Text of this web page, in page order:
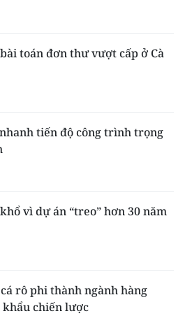
toán đơn thư vượt cấp ở Cà
tiến độ công trình trọng
vì dự án “treo” hơn 30 năm
rô phi thành ngành hàng
chiến lược